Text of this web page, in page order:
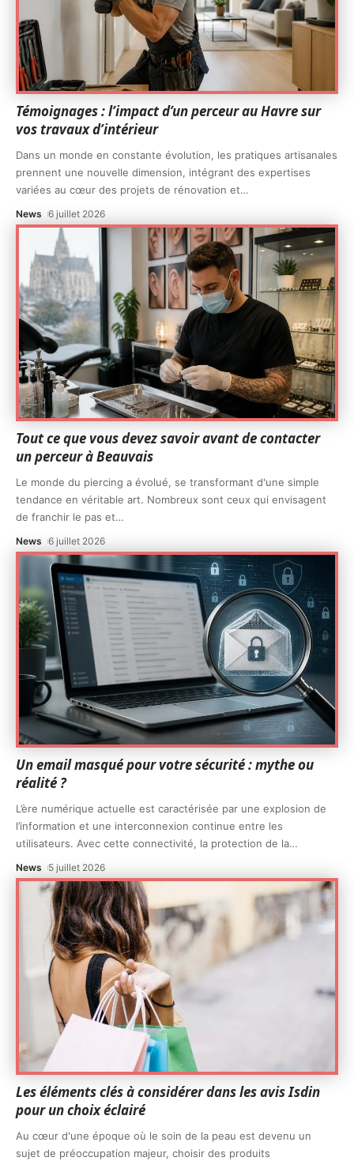
Témoignages : l’impact d’un perceur au Havre sur
vos travaux d’intérieur
Dans un monde en constante évolution, les pratiques artisanales
prennent une nouvelle dimension, intégrant des expertises
variées au cœur des projets de rénovation et…
News 6 juillet 2026
Tout ce que vous devez savoir avant de contacter
un perceur à Beauvais
Le monde du piercing a évolué, se transformant d'une simple
tendance en véritable art. Nombreux sont ceux qui envisagent
de franchir le pas et…
News 6 juillet 2026
Un email masqué pour votre sécurité : mythe ou
réalité ?
L’ère numérique actuelle est caractérisée par une explosion de
l’information et une interconnexion continue entre les
utilisateurs. Avec cette connectivité, la protection de la…
News 5 juillet 2026
Les éléments clés à considérer dans les avis Isdin
pour un choix éclairé
Au cœur d'une époque où le soin de la peau est devenu un
sujet de préoccupation majeur, choisir des produits